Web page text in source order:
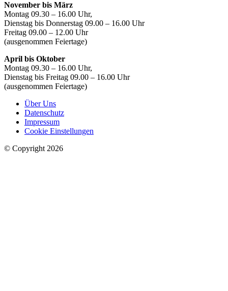
November bis März
Montag 09.30 – 16.00 Uhr,
Dienstag bis Donnerstag 09.00 – 16.00 Uhr
Freitag 09.00 – 12.00 Uhr
(ausgenommen Feiertage)
April bis Oktober
Montag 09.30 – 16.00 Uhr,
Dienstag bis Freitag 09.00 – 16.00 Uhr
(ausgenommen Feiertage)
Über Uns
Datenschutz
Impressum
Cookie Einstellungen
© Copyright 2026